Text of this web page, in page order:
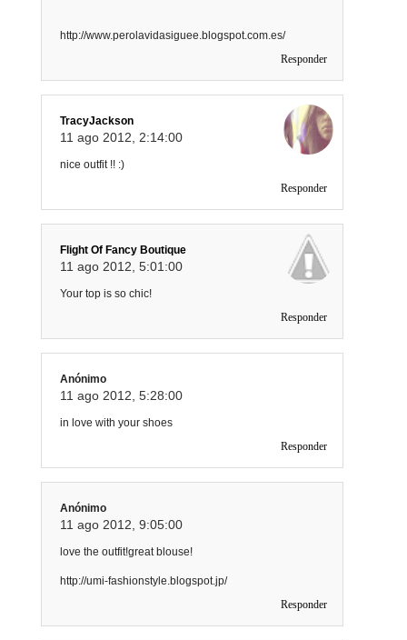
http://www.perolavidasiguee.blogspot.com.es/
Responder
TracyJackson
11 ago 2012, 2:14:00
nice outfit !! :)
Responder
Flight Of Fancy Boutique
11 ago 2012, 5:01:00
Your top is so chic!
Responder
Anónimo
11 ago 2012, 5:28:00
in love with your shoes
Responder
Anónimo
11 ago 2012, 9:05:00
love the outfit!great blouse!
http://umi-fashionstyle.blogspot.jp/
Responder